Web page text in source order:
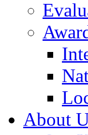
About